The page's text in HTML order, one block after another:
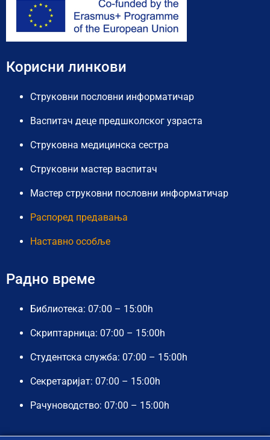
Корисни линкови
Струковни пословни информатичар
Васпитач деце предшколског узраста
Струковна медицинска сестра
Струковни мастер васпитач
Мастер струковни пословни информатичар
Распоред предавања
Наставно особље
Радно време
Библиотека: 07:00 – 15:00h
Скриптарница: 07:00 – 15:00h
Студентска служба: 07:00 – 15:00h
Секретаријат: 07:00 – 15:00h
Рачуноводство: 07:00 – 15:00h